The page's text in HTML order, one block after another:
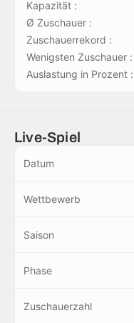
Kapazität :
Ø Zuschauer :
Zuschauerrekord :
Wenigsten Zuschauer :
Auslastung in Prozent :
Live-Spiel
Datum
Wettbewerb
Saison
Phase
Zuschauerzahl